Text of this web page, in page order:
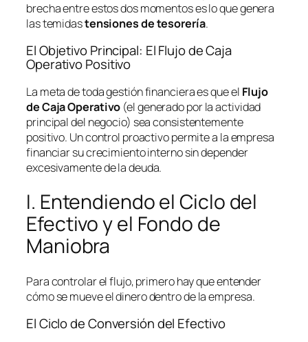
brecha entre estos dos momentos es lo que genera
las temidastensiones de tesorería.
El Objetivo Principal: El Flujo de Caja
Operativo Positivo
La meta de toda gestión financiera es que el Flujo
de Caja Operativo (el generado por la actividad
principal del negocio) sea consistentemente
positivo. Un control proactivo permite a la empresa
financiar su crecimiento interno sin depender
excesivamente de la deuda.
I. Entendiendo el Ciclo del
Efectivo y el Fondo de
Maniobra
Para controlar el flujo, primero hay que entender
cómo se mueve el dinero dentro de la empresa.
El Ciclo de Conversión del Efectivo